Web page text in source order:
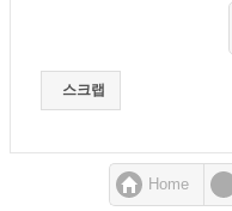
스크랩
Home